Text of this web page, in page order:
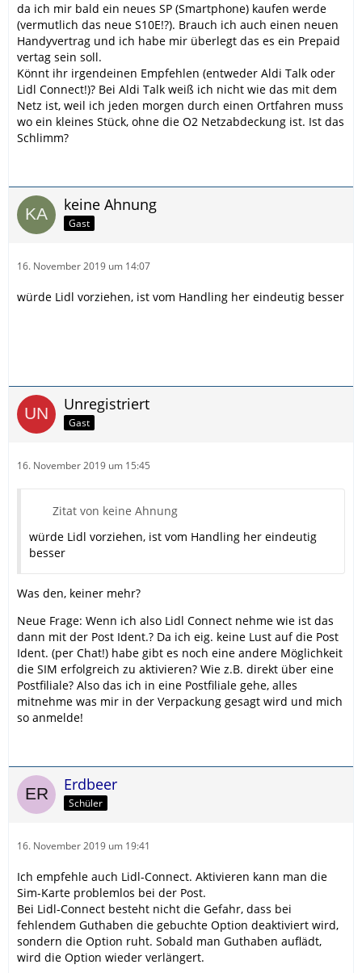
da ich mir bald ein neues SP (Smartphone) kaufen werde
(vermutlich das neue S10E!?). Brauch ich auch einen neuen
Handyvertrag und ich habe mir überlegt das es ein Prepaid
vertag sein soll.
Könnt ihr irgendeinen Empfehlen (entweder Aldi Talk oder
Lidl Connect!)? Bei Aldi Talk weiß ich nicht wie das mit dem
Netz ist, weil ich jeden morgen durch einen Ortfahren muss
wo ein kleines Stück, ohne die O2 Netzabdeckung ist. Ist das
Schlimm?
keine Ahnung
Gast
16. November 2019 um 14:07
würde Lidl vorziehen, ist vom Handling her eindeutig besser
Unregistriert
Gast
16. November 2019 um 15:45
Zitat von keine Ahnung
würde Lidl vorziehen, ist vom Handling her eindeutig
besser
Was den, keiner mehr?
Neue Frage: Wenn ich also Lidl Connect nehme wie ist das
dann mit der Post Ident.? Da ich eig. keine Lust auf die Post
Ident. (per Chat!) habe gibt es noch eine andere Möglichkeit
die SIM erfolgreich zu aktivieren? Wie z.B. direkt über eine
Postfiliale? Also das ich in eine Postfiliale gehe, alles
mitnehme was mir in der Verpackung gesagt wird und mich
so anmelde!
Erdbeer
Schüler
16. November 2019 um 19:41
Ich empfehle auch Lidl-Connect. Aktivieren kann man die
Sim-Karte problemlos bei der Post.
Bei Lidl-Connect besteht nicht die Gefahr, dass bei
fehlendem Guthaben die gebuchte Option deaktiviert wird,
sondern die Option ruht. Sobald man Guthaben auflädt,
wird die Option wieder verlängert.